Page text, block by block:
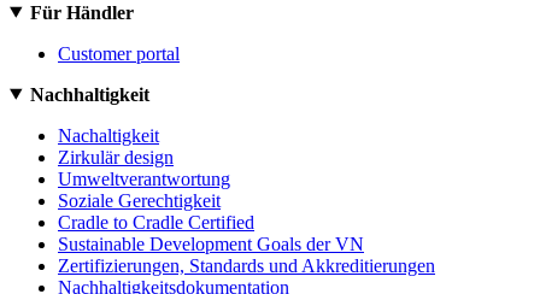
Für Händler
Customer portal
Nachhaltigkeit
Nachaltigkeit
Zirkulär design
Umweltverantwortung
Soziale Gerechtigkeit
Cradle to Cradle Certified
Sustainable Development Goals der VN
Zertifizierungen, Standards und Akkreditierungen
Nachhaltigkeitsdokumentation